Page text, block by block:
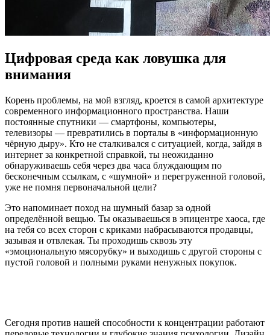
Цифровая среда как ловушка для
внимания
Корень проблемы, на мой взгляд, кроется в самой архитектуре
современного информационного пространства. Наши
постоянные спутники — смартфоны, компьютеры,
телевизоры — превратились в порталы в «информационную
чёрную дыру». Кто не сталкивался с ситуацией, когда, зайдя в
интернет за конкретной справкой, ты неожиданно
обнаруживаешь себя через два часа блуждающим по
бесконечным ссылкам, с «шумной» и перегруженной головой,
уже не помня первоначальной цели?
Это напоминает поход на шумный базар за одной
определённой вещью. Ты оказываешься в эпицентре хаоса, где
на тебя со всех сторон с криками набрасываются продавцы,
зазывая и отвлекая. Ты проходишь сквозь эту
«эмоциональную мясорубку» и выходишь с другой стороны с
пустой головой и полными руками ненужных покупок.
Сегодня против нашей способности к концентрации работают